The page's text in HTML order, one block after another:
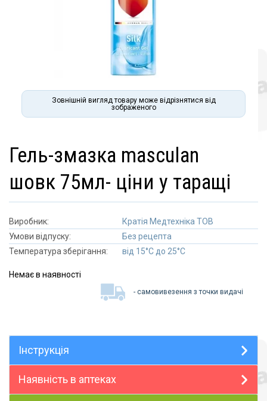
Зовнішній вигляд товару може відрізнятися від
зображеного
гель-змазка masculan
шовк 75мл- ціни у таращі
Виробник:
Кратія Медтехніка ТОВ
Умови відпуску:
Без рецепта
Температура зберігання:
від 15°C до 25°C
Немає в наявності
- самовивезення з точки видачі
Інструкція
Наявність в аптеках